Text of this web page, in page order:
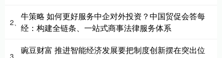
2、
牛策略 如何更好服务中企对外投资？中国贸促会答每
经：构建全链条、一站式商事法律服务体系
3、
豌豆财富 推进智能经济发展要把制度创新摆在突出位